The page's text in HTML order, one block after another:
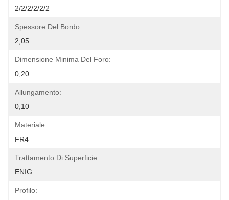
2/2/2/2/2/2
Spessore Del Bordo:
2,05
Dimensione Minima Del Foro:
0,20
Allungamento:
0,10
Materiale:
FR4
Trattamento Di Superficie:
ENIG
Profilo: